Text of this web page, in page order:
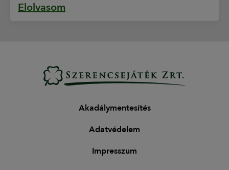
Elolvasom
Akadálymentesítés
Adatvédelem
Impresszum